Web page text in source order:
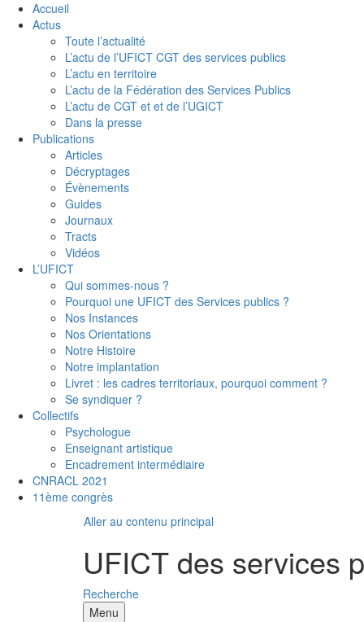
Accueil
Actus
Toute l’actualité
L’actu de l’UFICT CGT des services publics
L’actu en territoire
L’actu de la Fédération des Services Publics
L’actu de CGT et et de l’UGICT
Dans la presse
Publications
Articles
Décryptages
Évènements
Guides
Journaux
Tracts
Vidéos
L’UFICT
Qui sommes-nous ?
Pourquoi une UFICT des Services publics ?
Nos Instances
Nos Orientations
Notre Histoire
Notre implantation
Livret : les cadres territoriaux, pourquoi comment ?
Se syndiquer ?
Collectifs
Psychologue
Enseignant artistique
Encadrement intermédiaire
CNRACL 2021
11ème congrès
Aller au contenu principal
UFICT des services
Recherche
Menu